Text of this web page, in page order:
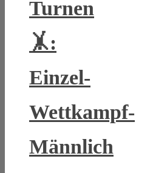
Turnen
🤸:
Einzel-
Wettkampf-
Männlich